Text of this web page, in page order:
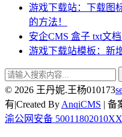
游戏下载站：下载图
的方法！
安企CMS 盒子 txt文
游戏下载站模板：新
© 2026 王丹妮.王杨010173
有|Created By AnqiCMS | 备
渝公网安备